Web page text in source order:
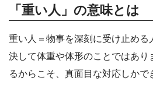
「重い人」の意味とは
重い人＝物事を深刻に受け止める
決して体重や体形のことではあり
るからこそ、真面目な対応しかで